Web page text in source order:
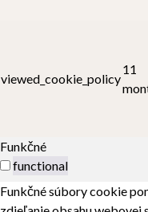
viewed_cookie_policy
11
Funkčné
functional
Funkčné súbory cookie